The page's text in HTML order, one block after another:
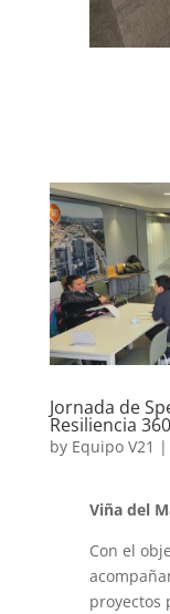
Jornada de
Resiliencia 360
by Equipo V21 |
Viña del
Con el
proyectos